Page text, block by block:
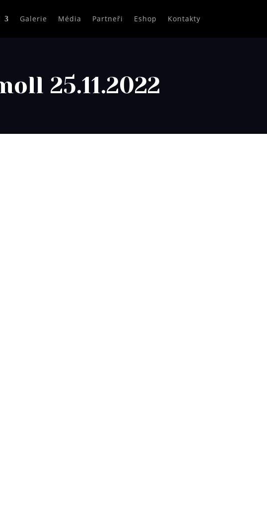
Galerie Média Partneři Eshop Kontakty
25.11.2022